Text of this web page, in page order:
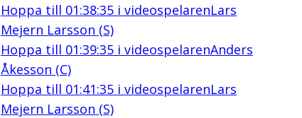
Hoppa till 01:38:35i videospelarenLars
Mejern Larsson (S)
Hoppa till 01:39:35i videospelarenAnders
Åkesson (C)
Hoppa till 01:41:35i videospelarenLars
Mejern Larsson (S)